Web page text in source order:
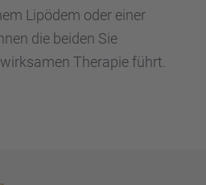
Lipödem oder einer
die beiden Sie
Thera­pie führt.